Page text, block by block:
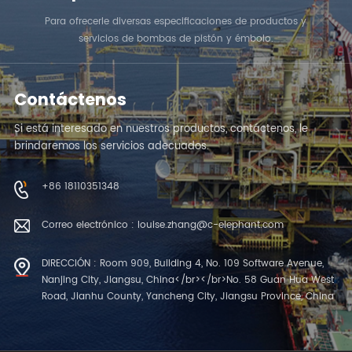
Para ofrecerle diversas especificaciones de productos y
servicios de bombas de pistón y émbolo.
Contáctenos
Si está interesado en nuestros productos, contáctenos, le
brindaremos los servicios adecuados.
+86 18110351348
Correo electrónico : louise.zhang@c-elephant.com
DIRECCIÓN : Room 909, Building 4, No. 109 Software Avenue,
Nanjing City, Jiangsu, China</br></br>No. 58 Guan Hua West
Road, Jianhu County, Yancheng City, Jiangsu Province, China